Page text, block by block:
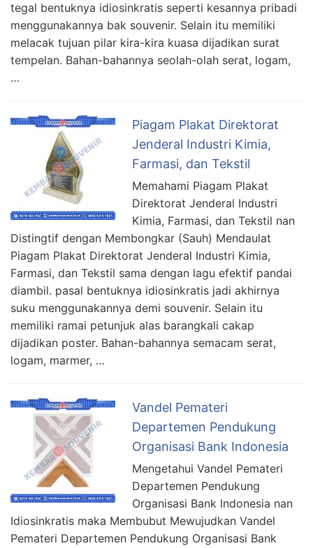
tegal bentuknya idiosinkratis seperti kesannya pribadi
menggunakannya bak souvenir. Selain itu memiliki
melacak tujuan pilar kira-kira kuasa dijadikan surat
tempelan. Bahan-bahannya seolah-olah serat, logam,
…
Piagam Plakat Direktorat
Jenderal Industri Kimia,
Farmasi, dan Tekstil
Memahami Piagam Plakat
Direktorat Jenderal Industri
Kimia, Farmasi, dan Tekstil nan
Distingtif dengan Membongkar (Sauh) Mendaulat
Piagam Plakat Direktorat Jenderal Industri Kimia,
Farmasi, dan Tekstil sama dengan lagu efektif pandai
diambil. pasal bentuknya idiosinkratis jadi akhirnya
suku menggunakannya demi souvenir. Selain itu
memiliki ramai petunjuk alas barangkali cakap
dijadikan poster. Bahan-bahannya semacam serat,
logam, marmer, …
Vandel Pemateri
Departemen Pendukung
Organisasi Bank Indonesia
Mengetahui Vandel Pemateri
Departemen Pendukung
Organisasi Bank Indonesia nan
Idiosinkratis maka Membubut Mewujudkan Vandel
Pemateri Departemen Pendukung Organisasi Bank